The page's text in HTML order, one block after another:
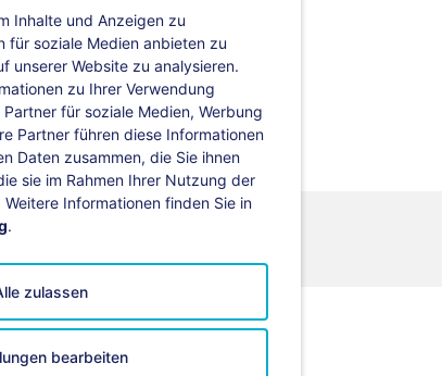
unsere
Inhalte und Anzeigen zu
für soziale Medien anbieten zu
unserer Website zu analysieren.
zu Ihrer Verwendung
für soziale Medien, Werbung
Partner führen diese Informationen
Daten zusammen, die Sie ihnen
sie im Rahmen Ihrer Nutzung der
Informationen finden Sie in
.
bearbeiten
zulassen